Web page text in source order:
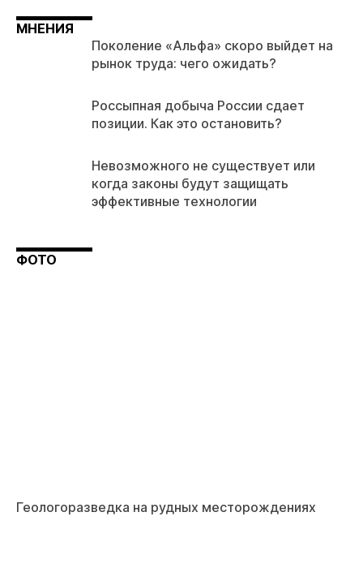
МНЕНИЯ
Поколение «Альфа» скоро выйдет на
рынок труда: чего ожидать?
Россыпная добыча России сдает
позиции. Как это остановить?
Невозможного не существует или
когда законы будут защищать
эффективные технологии
ФОТО
Геологоразведка на рудных месторождениях